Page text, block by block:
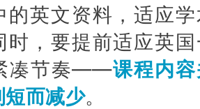
的英文资料，适应
时，要提前适应英
凑节奏——课程内
短而减少。